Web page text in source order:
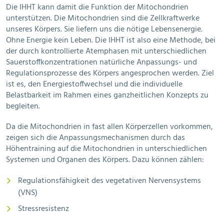
Die IHHT kann damit die Funktion der Mitochondrien
unterstützen. Die Mitochondrien sind die Zellkraftwerke
unseres Körpers. Sie liefern uns die nötige Lebensenergie.
Ohne Energie kein Leben. Die IHHT ist also eine Methode, bei
der durch kontrollierte Atemphasen mit unterschiedlichen
Sauerstoffkonzentrationen natürliche Anpassungs- und
Regulationsprozesse des Körpers angesprochen werden. Ziel
ist es, den Energiestoffwechsel und die individuelle
Belastbarkeit im Rahmen eines ganzheitlichen Konzepts zu
begleiten.
Da die Mitochondrien in fast allen Körperzellen vorkommen,
zeigen sich die Anpassungsmechanismen durch das
Höhentraining auf die Mitochondrien in unterschiedlichen
Systemen und Organen des Körpers. Dazu können zählen:
Regulationsfähigkeit des vegetativen Nervensystems
(VNS)
Stressresistenz